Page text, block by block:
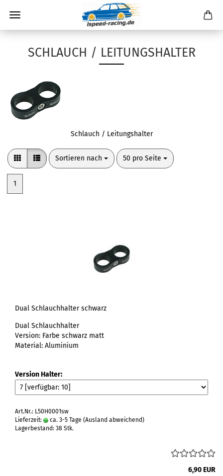
SCHLAUCH / LEITUNGSHALTER
Schlauch / Leitungshalter
Sortieren nach
Sortieren nach 50 pro Seite
pro Seite
1
Dual Schlauchhalter schwarz
Dual Schlauchhalter
Version: Farbe schwarz matt
Material: Aluminium
Version Halter:
Art.Nr.: L50H0001sw
Lieferzeit:
ca. 3-5 Tage (Ausland abweichend)
Lagerbestand: 38 Stk.
6,90 EUR